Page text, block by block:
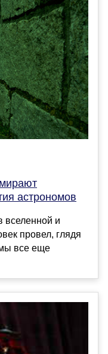
астрономов
вселенной и
провел, глядя
мы все еще